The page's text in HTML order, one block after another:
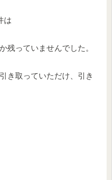
は
残っていませんでした。
き取っていただけ、引き